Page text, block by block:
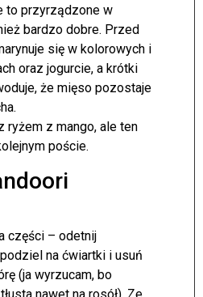
to przyrządzone w
bardzo dobre. Przed
się w kolorowych i
oraz jogurcie, a krótki
że mięso pozostaje
ryżem z mango, ale ten
poście.
części – odetnij
na ćwiartki i usuń
(ja wyrzucam, bo